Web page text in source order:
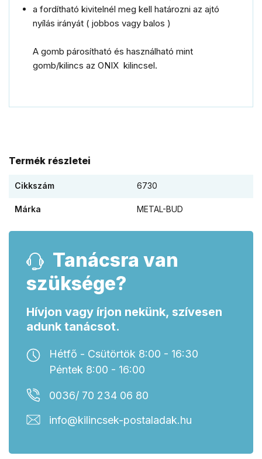
a fordítható kivitelnél meg kell határozni az ajtó
nyílás irányát ( jobbos vagy balos )
A gomb párosítható és használható mint
gomb/kilincs az ONIX kilincsel.
Termék részletei
Cikkszám 6730
Márka METAL-BUD
Tanácsra van
szüksége?
Hívjon vagy írjon nekünk, szívesen
adunk tanácsot.
Hétfő - Csütörtök 8:00 - 16:30
Péntek 8:00 - 16:00
0036/ 70 234 06 80
info@kilincsek-postaladak.hu